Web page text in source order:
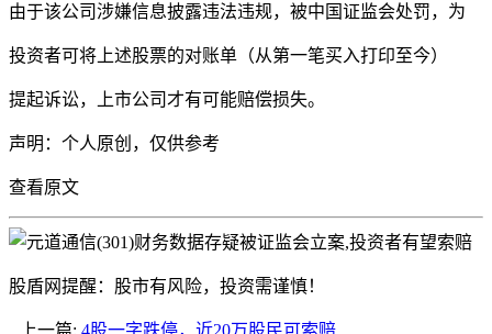
由于该公司涉嫌信息披露违法违规，被中国证监会处罚，为
投资者可将上述股票的对账单（从第一笔买入打印至今）
提起诉讼，上市公司才有可能赔偿损失。
声明：个人原创，仅供参考
查看原文
股盾网提醒：股市有风险，投资需谨慎！
上一篇: 4股一字跌停，近20万股民可索赔